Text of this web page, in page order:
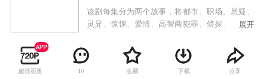
该剧每集分为两个故事，将都市、职场、悬疑、
灵异、惊悚、爱情、高智商犯罪、侦探、穿越、
搞笑等几乎所有创作的元素融为一体，既不混乱
又深谙哲理，其独特的叙事和拍摄手法，使之与
所有的韩剧区分开来。说它是一部电视剧，更像
展开
超清画质 10 收藏 下载 分享